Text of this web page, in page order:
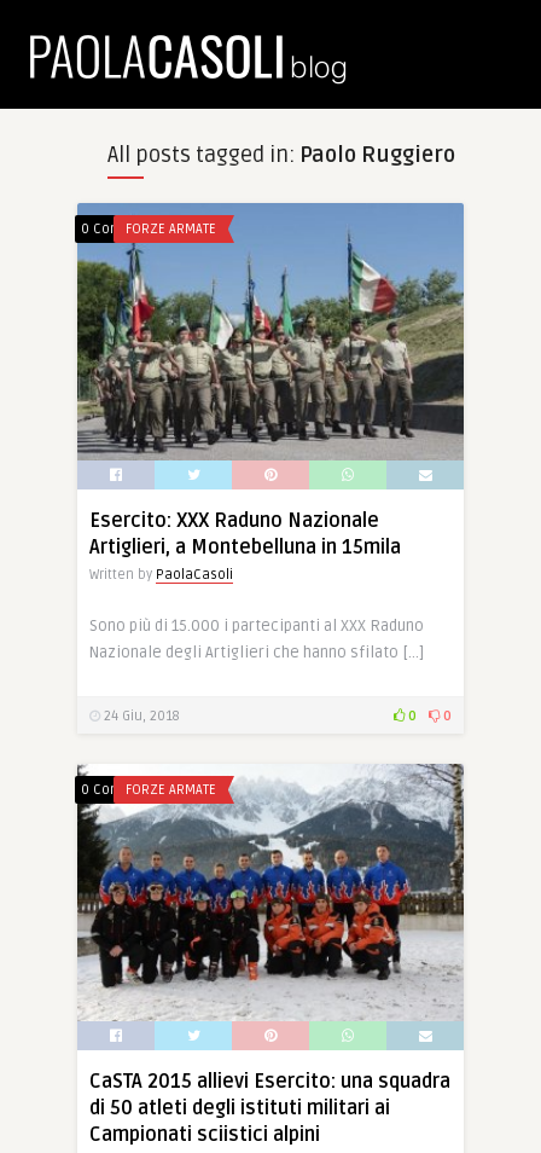
All posts tagged in: Paolo Ruggiero
0 CommentsFORZE ARMATE
Esercito: XXX Raduno Nazionale
Artiglieri, a Montebelluna in 15mila
Written by PaolaCasoli
Sono più di 15.000 i partecipanti al XXX Raduno
Nazionale degli Artiglieri che hanno sfilato […]
24 Giu, 2018 0 0
0 CommentsFORZE ARMATE
CaSTA 2015 allievi Esercito: una squadra
di 50 atleti degli istituti militari ai
Campionati sciistici alpini